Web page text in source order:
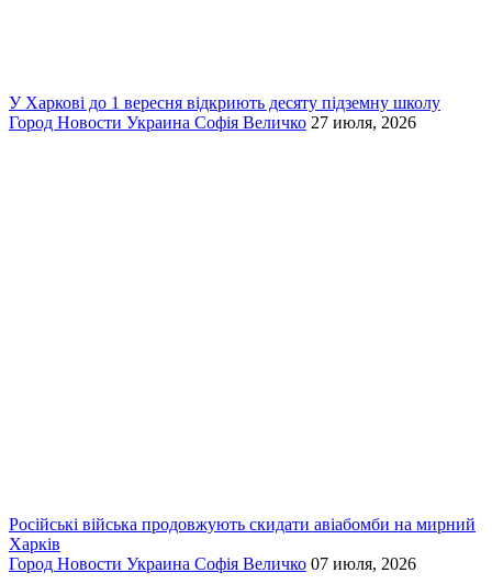
У Харкові до 1 вересня відкриють десяту підземну школу
Город Новости Украина Софія Величко 27 июля, 2026
Російські війська продовжують скидати авіабомби на мирний
Харків
Город Новости Украина Софія Величко 07 июля, 2026